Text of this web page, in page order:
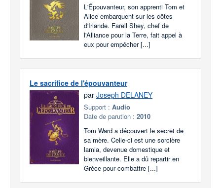
L'Épouvanteur, son apprenti Tom et
Alice embarquent sur les côtes
d'Irlande. Farell Shey, chef de
l'Alliance pour la Terre, fait appel à
eux pour empêcher [...]
Le sacrifice de l'épouvanteur
par Joseph DELANEY
Support : Audio
Date de parution : 2010
Tom Ward a découvert le secret de
sa mère. Celle-ci est une sorcière
lamia, devenue domestique et
bienveillante. Elle a dû repartir en
Grèce pour combattre [...]